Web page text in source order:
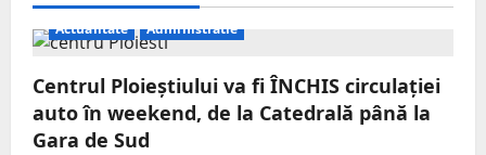
Actualitate Administratie
Centrul Ploieștiului va fi ÎNCHIS circulației
auto în weekend, de la Catedrală până la
Gara de Sud